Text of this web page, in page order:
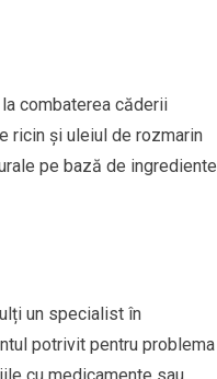
combaterea căderii
ricin și uleiul de rozmarin
pe bază de ingrediente
un specialist în
potrivit pentru problema